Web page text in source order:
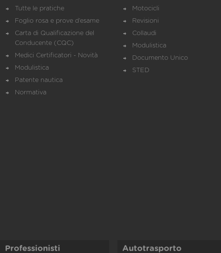
Tutte le pratiche
Foglio rosa e prove d’esame
Carta di Qualificazione del
Conducente (CQC)
Medici Certificatori - Novità
Modulistica
Patente nautica
Normativa
Motocicli
Revisioni
Collaudi
Modulistica
Documento Unico
STED
Professionisti Autotrasporto